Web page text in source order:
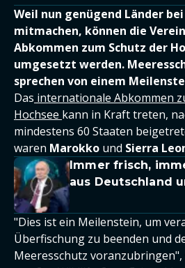
Weil nun genügend Länder
mitmachen, können die
Abkommen zum Schutz der
umgesetzt werden.
sprechen von einem
Das internationale Abkommen
Hochsee kann in Kraft treten,
mindestens 60 Staaten
waren Marokko und Sierra
Immer frisch,
aus Deutschland
"Dies ist ein Meilenstein, um
Überfischung zu beenden und
Meeresschutz voranzubringen",